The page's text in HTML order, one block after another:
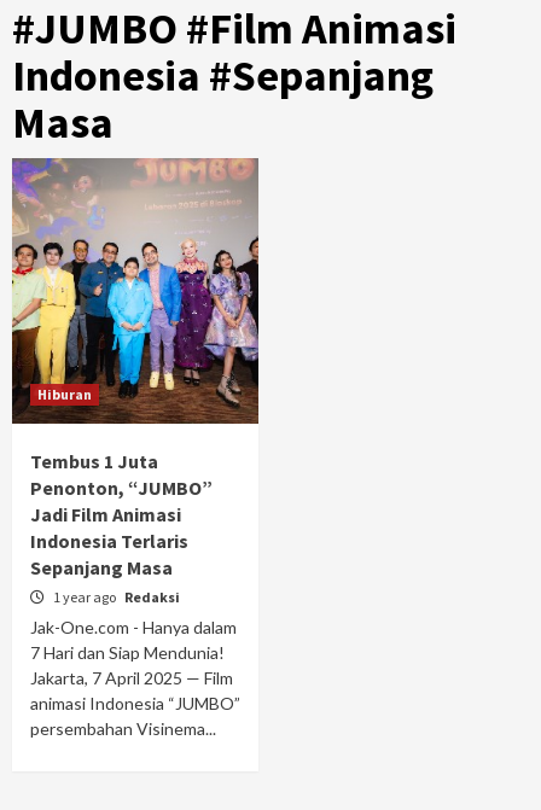
#JUMBO #Film Animasi
Indonesia #Sepanjang
Masa
Hiburan
Tembus 1 Juta
Penonton, “JUMBO”
Jadi Film Animasi
Indonesia Terlaris
Sepanjang Masa
1 year ago Redaksi
Jak-One.com - Hanya dalam
7 Hari dan Siap Mendunia!
Jakarta, 7 April 2025 — Film
animasi Indonesia “JUMBO”
persembahan Visinema...